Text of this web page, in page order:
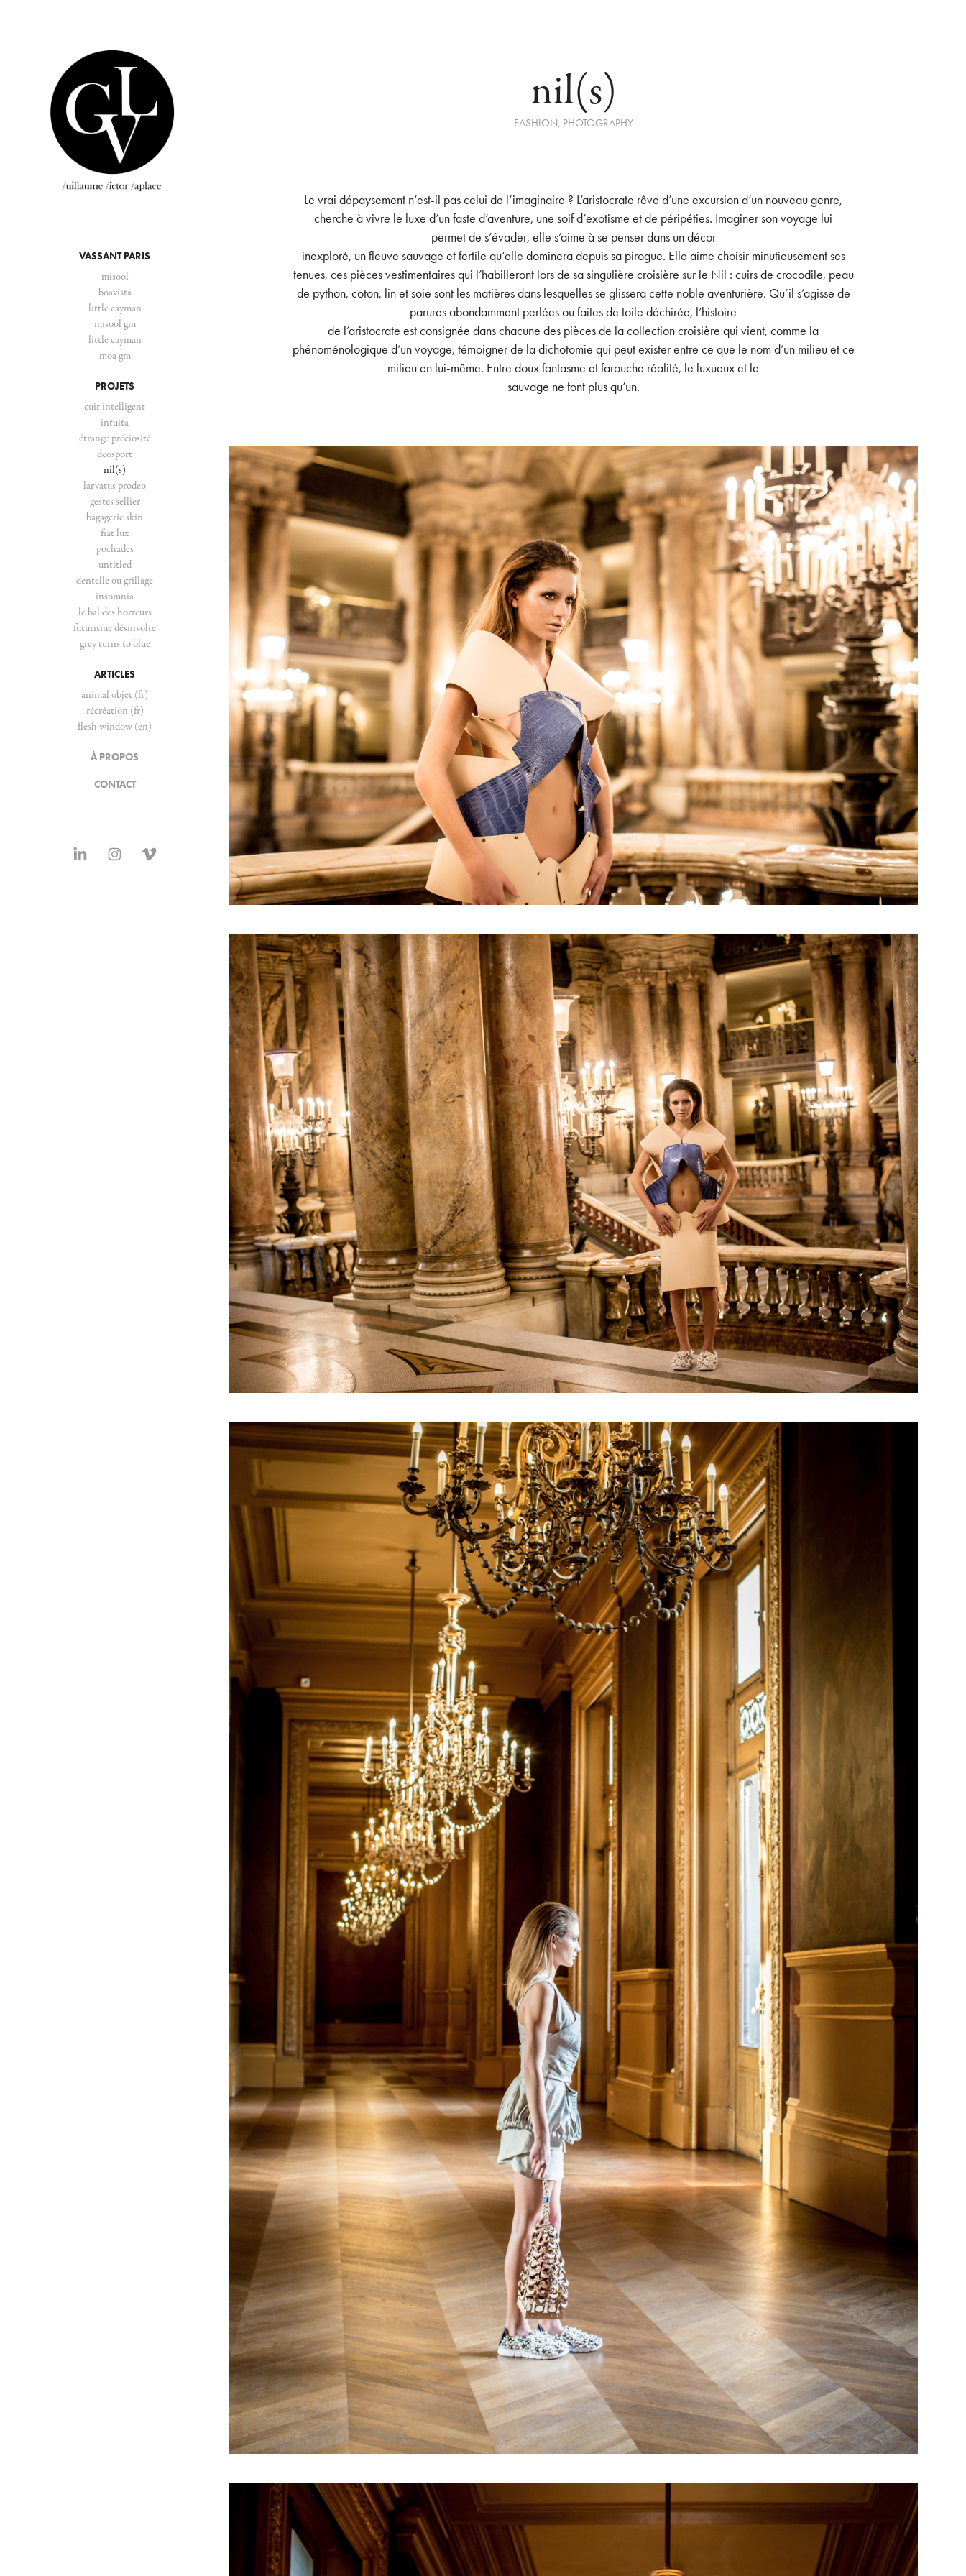
VASSANT PARIS
misool
boavista
little cayman
misool gm
little cayman
moa gm
PROJETS
cuir intelligent
intuita
étrange préciosité
deosport
nil(s)
larvatus prodeo
gestes sellier
bagagerie skin
fiat lux
pochades
untitled
dentelle ou grillage
insomnia
le bal des horreurs
futurisme désinvolte
grey turns to blue
ARTICLES
animal objet (fr)
récréation (fr)
flesh window (en)
À PROPOS
CONTACT
nil(s)
FASHION, PHOTOGRAPHY
Le vrai dépaysement n’est-il pas celui de l’imaginaire ? L’aristocrate rêve d’une excursion d’un nouveau genre,
cherche à vivre le luxe d’un faste d’aventure, une soif d’exotisme et de péripéties. Imaginer son voyage lui
permet de s’évader, elle s’aime à se penser dans un décor
inexploré, un fleuve sauvage et fertile qu’elle dominera depuis sa pirogue. Elle aime choisir minutieusement ses
tenues, ces pièces vestimentaires qui l’habilleront lors de sa singulière croisière sur le Nil : cuirs de crocodile, peau
de python, coton, lin et soie sont les matières dans lesquelles se glissera cette noble aventurière. Qu’il s’agisse de
parures abondamment perlées ou faites de toile déchirée, l’histoire
de l’aristocrate est consignée dans chacune des pièces de la collection croisière qui vient, comme la
phénoménologique d’un voyage, témoigner de la dichotomie qui peut exister entre ce que le nom d’un milieu et ce
milieu en lui-même. Entre doux fantasme et farouche réalité, le luxueux et le
sauvage ne font plus qu’un.